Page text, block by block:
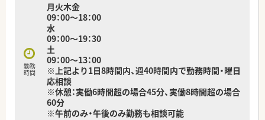
勤務
時間
月火木金
09：00～18：00
水
09：00～19：30
土
09：00～13：00
※上記より1日8時間内、週40時間内で勤務時間・曜日
応相談
※休憩：実働6時間超の場合45分、実働8時間超の場合
60分
※午前のみ・午後のみ勤務も相談可能